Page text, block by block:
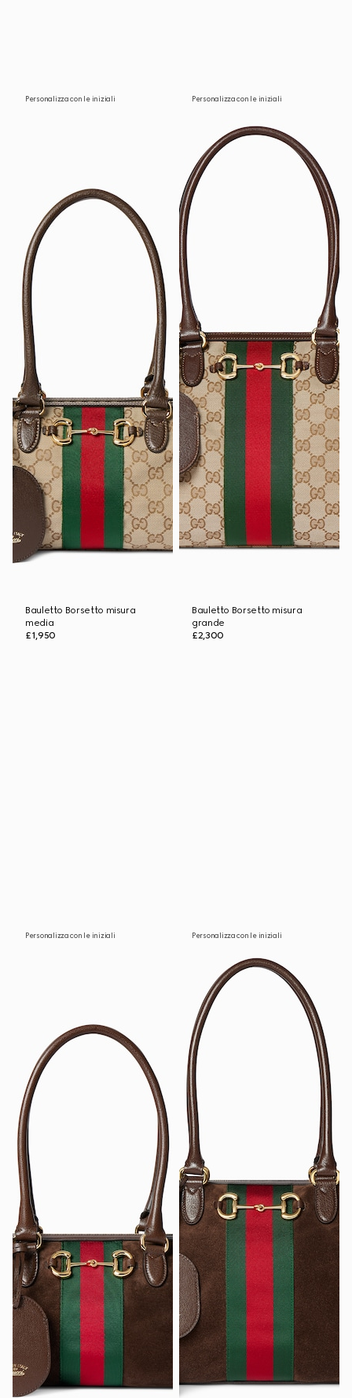
Personalizza con le iniziali
Bauletto Borsetto misura
media
£1,950
Personalizza con le iniziali
Bauletto Borsetto misura
grande
£2,300
Personalizza con le iniziali Personalizza con le iniziali